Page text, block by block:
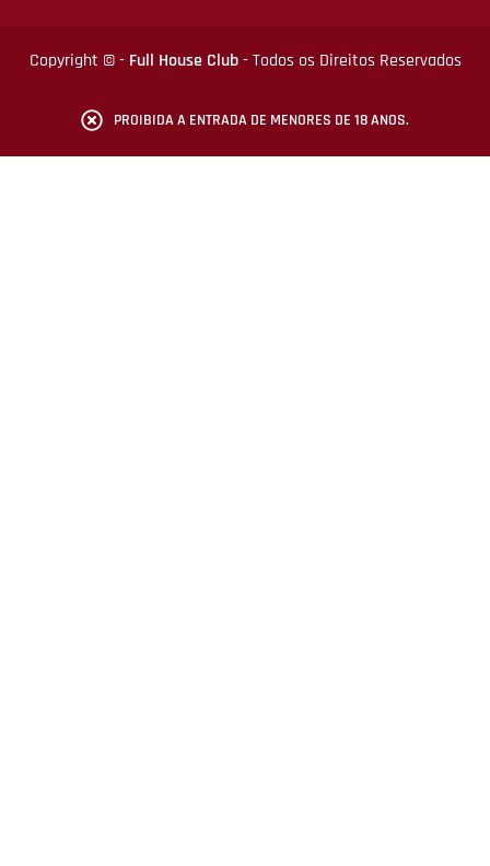
Copyright © - Full House Club- Todos os Direitos Reservados
PROIBIDA A ENTRADA DE MENORES DE 18 ANOS.